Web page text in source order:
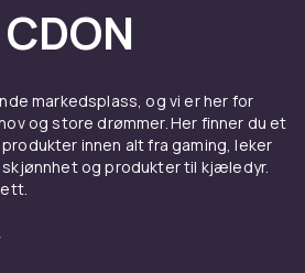
markedsplass, og vi er her for
og store drømmer. Her finner du et
innen alt fra gaming, leker
og produkter til kjæledyr.